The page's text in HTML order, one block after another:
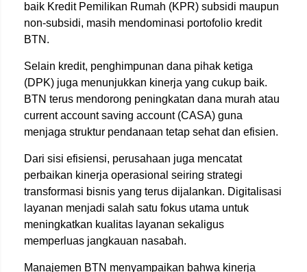
baik Kredit Pemilikan Rumah (KPR) subsidi maupun
non-subsidi, masih mendominasi portofolio kredit
BTN.
Selain kredit, penghimpunan dana pihak ketiga
(DPK) juga menunjukkan kinerja yang cukup baik.
BTN terus mendorong peningkatan dana murah atau
current account saving account (CASA) guna
menjaga struktur pendanaan tetap sehat dan efisien.
Dari sisi efisiensi, perusahaan juga mencatat
perbaikan kinerja operasional seiring strategi
transformasi bisnis yang terus dijalankan. Digitalisasi
layanan menjadi salah satu fokus utama untuk
meningkatkan kualitas layanan sekaligus
memperluas jangkauan nasabah.
Manajemen BTN menyampaikan bahwa kinerja